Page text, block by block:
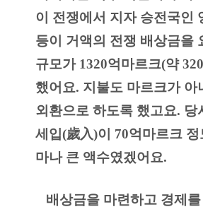
이 전쟁에서 지자 승전국인
등이 거액의 전쟁 배상금을
규모가 1320억마르크(약
했어요. 지불도 마르크가 아
외환으로 하도록 했고요. 당
세입(歲入)이 70억마르크 정
마나 큰 액수였겠어요.